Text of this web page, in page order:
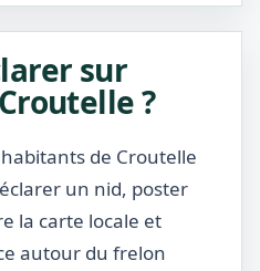
sur
?
de Croutelle
un nid, poster
la carte locale et
autour du frelon